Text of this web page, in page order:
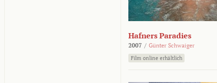
Hafners Paradies
2007 / Günter Schwaiger
Film online erhältlich